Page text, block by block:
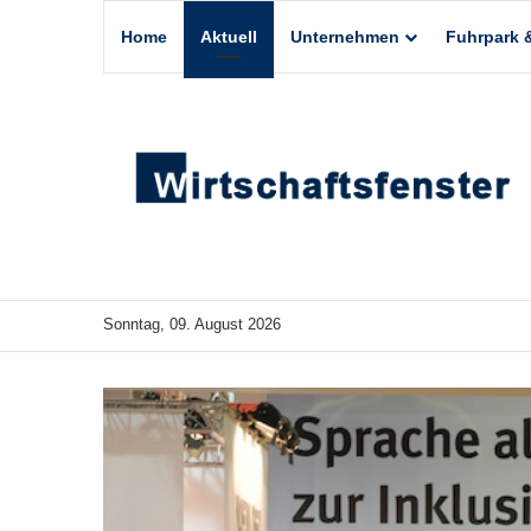
Home Aktuell Unternehmen Fuhrpark
Sonntag, 09. August 2026